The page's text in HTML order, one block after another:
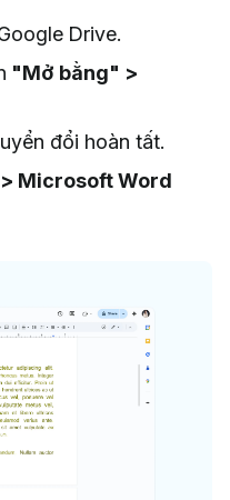
Drive.
"Mở bằng" >
đổi hoàn tất.
Microsoft Word